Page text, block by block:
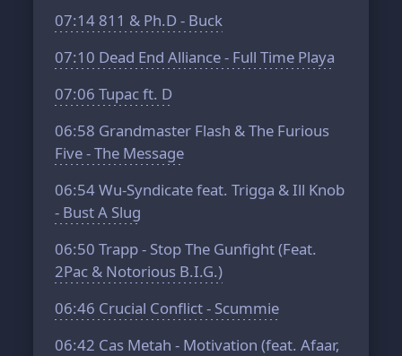
07:14 811 & Ph.D - Buck
07:10 Dead End Alliance - Full Time Playa
07:06 Tupac ft. D
06:58 Grandmaster Flash & The Furious
Five - The Message
06:54Wu-Syndicate feat. Trigga & Ill Knob
- Bust A Slug
06:50 Trapp - Stop The Gunfight (Feat.
2Pac & Notorious B.I.G.)
06:46 Crucial Conflict - Scummie
06:42 Cas Metah - Motivation (feat. Afaar,